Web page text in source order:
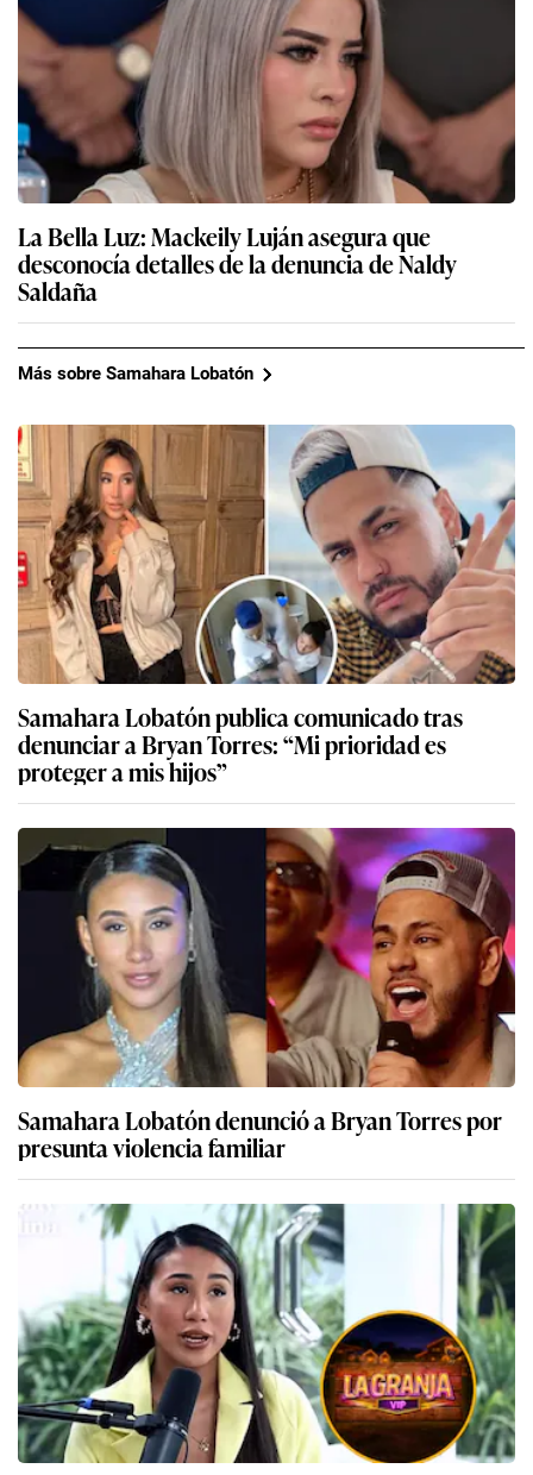
La Bella Luz: Mackeily Luján asegura que
desconocía detalles de la denuncia de Naldy
Saldaña
Más sobre Samahara Lobatón
Samahara Lobatón publica comunicado tras
denunciar a Bryan Torres: “Mi prioridad es
proteger a mis hijos”
Samahara Lobatón denunció a Bryan Torres por
presunta violencia familiar